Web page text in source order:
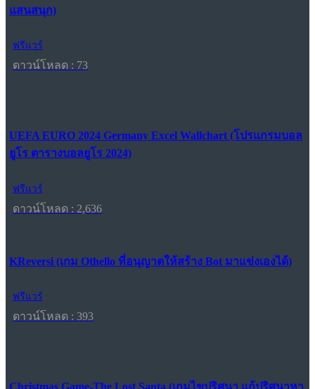
แสนสนุก)
ฟรีแวร์
ดาวน์โหลด : 73
UEFA EURO 2024 Germany Excel Wallchart (โปรแกรมบอล
ยูโร ตารางบอลยูโร 2024)
ฟรีแวร์
ดาวน์โหลด : 2,636
KReversi (เกม Othello ที่อนุญาตให้สร้าง Bot มาแข่งเองได้)
ฟรีแวร์
ดาวน์โหลด : 393